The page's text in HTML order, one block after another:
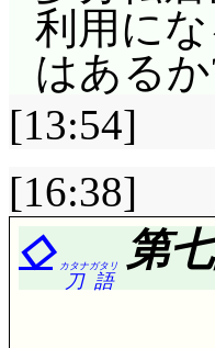
ガード
居れば,
シカマ
対策会
が好き
作して
ロール
死ぬ事
から」
んです
天道
んじゃ
不意を
血した
べてが
更に六
のと化
たヤマ
封印を
首飾り
ません
利用に
はあるか
[13:54]
[16:38]
◇
刀 語
カタナガタリ第